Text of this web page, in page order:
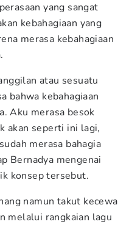
yang sangat
kebahagiaan yang
merasa kebahagiaan
atau sesuatu
bahwa kebahagiaan
Aku merasa besok
akan seperti ini lagi,
merasa bahagia
Bernadya mengenai
konsep tersebut.
namun takut kecewa
melalui rangkaian lagu